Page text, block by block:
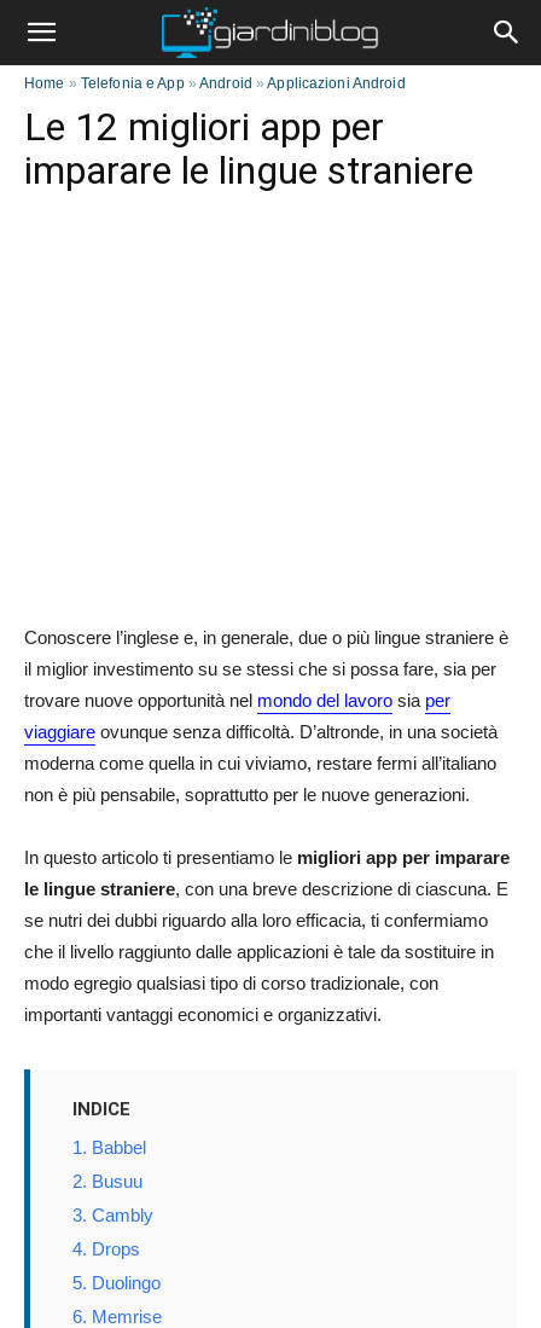
Home » Telefonia e App»Android »Applicazioni Android
Le 12 migliori app per
imparare le lingue straniere
Conoscere l’inglese e, in generale, due o più lingue straniere è
il miglior investimento su se stessi che si possa fare, sia per
trovare nuove opportunità nel mondo del lavoro sia per
viaggiare ovunque senza difficoltà. D’altronde, in una società
moderna come quella in cui viviamo, restare fermi all’italiano
non è più pensabile, soprattutto per le nuove generazioni.
In questo articolo ti presentiamo le migliori app per imparare
le lingue straniere, con una breve descrizione di ciascuna. E
se nutri dei dubbi riguardo alla loro efficacia, ti confermiamo
che il livello raggiunto dalle applicazioni è tale da sostituire in
modo egregio qualsiasi tipo di corso tradizionale, con
importanti vantaggi economici e organizzativi.
INDICE
1. Babbel
2. Busuu
3. Cambly
4. Drops
5. Duolingo
6. Memrise